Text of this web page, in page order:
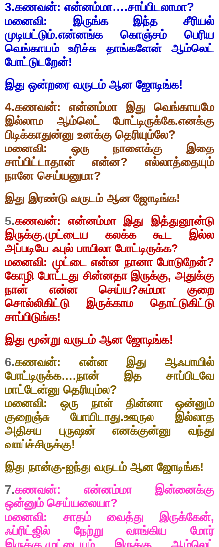
3.கணவன்: என்னம்மா….சாப்பிடலாமா?
மனைவி: இருங்க இந்த சீரியல்
முடியட்டும்.என்னங்க கொஞ்சம் பெரிய
வெங்காயம் உரிச்சு தாங்களேன் ஆம்லெட்
போட்டுடறேன்!
இது ஒன்றரை வருடம் ஆன ஜோடிங்க!
4.கணவன்: என்னம்மா இது வெங்காயமே
இல்லாம ஆம்லெட் போட்டிருக்கே.எனக்கு
பிடிக்காதுன்னு உனக்கு தெரியும்லே?
மனைவி: ஒரு நாளைக்கு இதை
சாப்பிட்டாதான் என்ன? எல்லாத்தையும்
நானே செய்யனுமா?
இது இரண்டு வருடம் ஆன ஜோடிங்க!
5.கணவன்: என்னம்மா இது இத்துனூன்டு
இருக்கு.முட்டைய கலக்க கூட இல்ல
அப்படியே ஃபுல் பாயிலா போட்டிருக்க?
மனைவி: முட்டை என்ன நானா போடுறேன்?
கோழி போட்டது சின்னதா இருக்கு, அதுக்கு
நான் என்ன செய்ய?சும்மா குறை
சொல்லிகிட்டு இருக்காம தொட்டுகிட்டு
சாப்பிடுங்க!
இது மூன்று வருடம் ஆன ஜோடிங்க!
6.கணவன்: என்ன இது ஆஃபாயில்
போட்டிருக்க….நான் இத சாப்பிடவே
மாட்டேன்னு தெரியும்ல?
மனைவி: ஒரு நாள் தின்னா ஒன்னும்
குறைஞ்சு போயிடாது.ஊருல இல்லாத
அதிசய புருஷன் எனக்குன்னு வந்து
வாய்ச்சிருக்கு!
இது நான்கு-ஐந்து வருடம் ஆன ஜோடிங்க!
7.கணவன்: என்னம்மா இன்னைக்கு
ஒன்னும் செய்யலையா?
மனைவி: சாதம் வைத்து இருக்கேன்,
ஃப்ரிட்ஜில் நேற்று வாங்கிய மோர்
இருக்கு,முட்டையும் இருக்கு ஆம்லெட்